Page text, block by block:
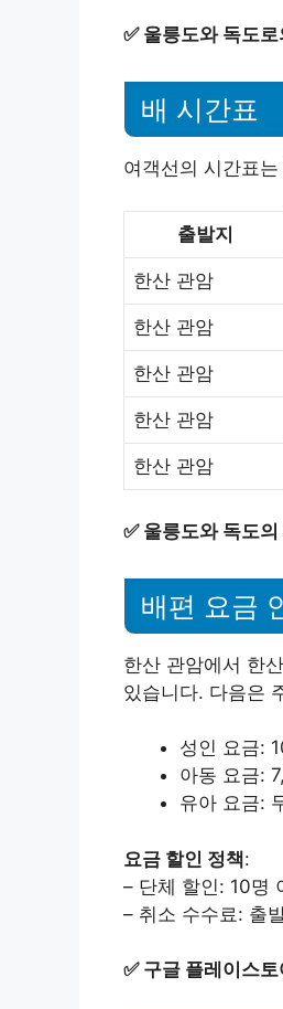
✅ 울릉도와 독도
배 시간표
여객선의 시간표
출발지
한산 관암
한산 관암
한산 관암
한산 관암
한산 관암
✅ 울릉도와 독도
배편 요금
한산 관암에서 한
있습니다. 다음은
성인 요금:
아동 요금:
유아 요금:
요금 할인 정책:
– 단체 할인: 10명
– 취소 수수료: 출
✅ 구글 플레이스